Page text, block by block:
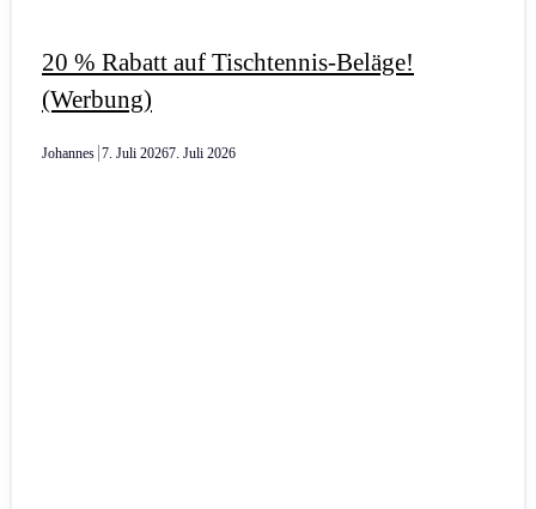
20 % Rabatt auf Tischtennis-Beläge!
(Werbung)
Johannes 7. Juli 20267. Juli 2026